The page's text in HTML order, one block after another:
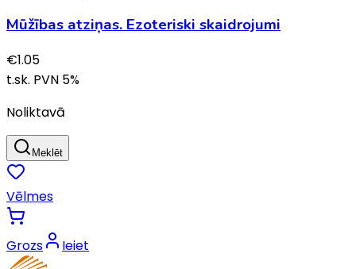
Mūžības atziņas. Ezoteriski skaidrojumi
€1.05
t.sk. PVN 5%
Noliktavā
Meklēt
Vēlmes
Grozs Ieiet